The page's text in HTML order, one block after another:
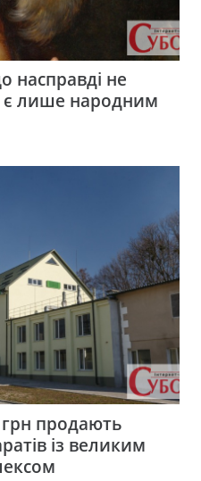
насправді не
лише народним
продають
із великим